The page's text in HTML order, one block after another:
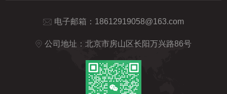
电子邮箱： 18612919058@163.com
公司地址：北京市房山区长阳万兴路86号